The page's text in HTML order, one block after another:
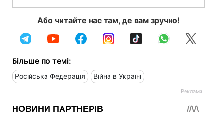
Або читайте нас там, де вам зручно!
Більше по темі:
Російська Федерація Війна в Україні